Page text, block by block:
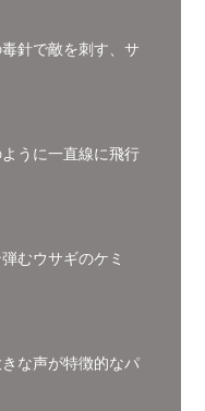
針で敵を刺す、サ
うに一直線に飛行
むウサギのケミ
な声が特徴的なパ